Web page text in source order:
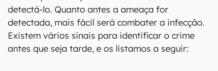
detectá-lo. Quanto antes a ameaça for
detectada, mais fácil será combater a infecção.
Existem vários sinais para identificar o crime
antes que seja tarde, e os listamos a seguir: